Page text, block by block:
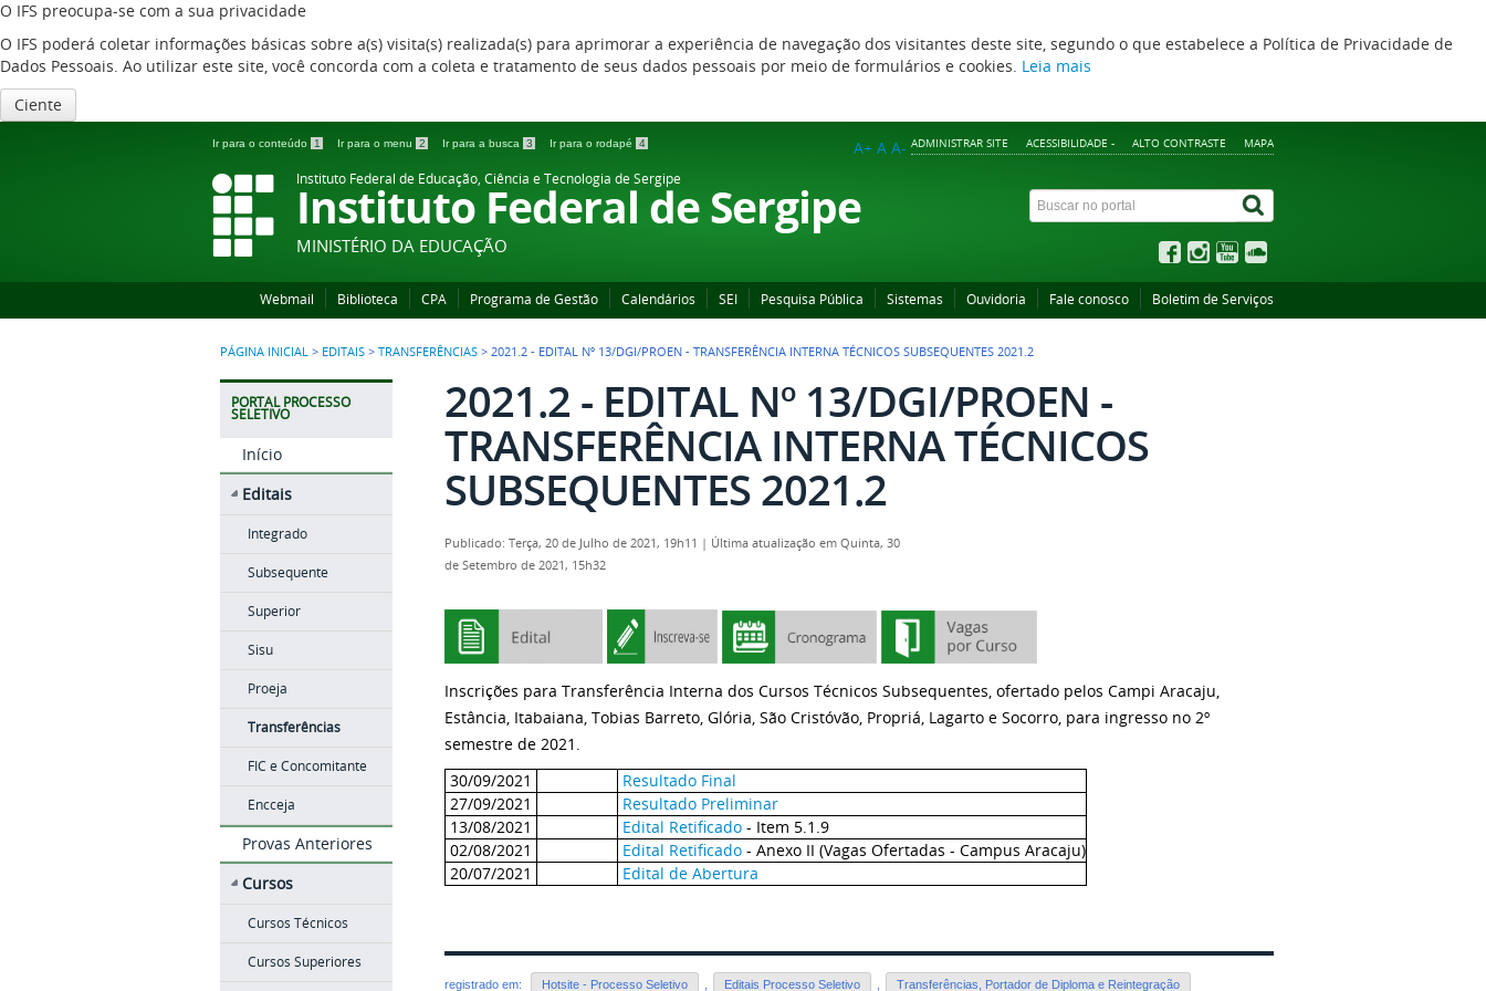
O IFS preocupa-se com a sua privacidade
O IFS poderá coletar informações básicas sobre a(s) visita(s) realizada(s) para aprimorar a experiência de navegação dos visitantes deste site, segundo o que estabelece a Política de Privacidade de
Dados Pessoais. Ao utilizar este site, você concorda com a coleta e tratamento de seus dados pessoais por meio de formulários e cookies. Leia mais
Ciente
Ir para o conteúdo 1 Ir para o menu 2 Ir para a busca 3 Ir para o rodapé 4 ADMINISTRAR SITE ACESSIBILIDADE - ALTO CONTRASTE MAPA
A+ A A-
Instituto Federal de Educação, Ciência e Tecnologia de Sergipe
Instituto Federal de Sergipe
MINISTÉRIO DA EDUCAÇÃO
Webmail Biblioteca CPA Programa de Gestão Calendários SEI Pesquisa Pública Sistemas Ouvidoria Fale conosco Boletim de Serviços
PÁGINA INICIAL > EDITAIS > TRANSFERÊNCIAS > 2021.2 - EDITAL Nº 13/DGI/PROEN - TRANSFERÊNCIA INTERNA TÉCNICOS SUBSEQUENTES 2021.2
PORTAL PROCESSO
SELETIVO
Início
Editais
Integrado
Subsequente
Superior
Sisu
Proeja
Transferências
FIC e Concomitante
Encceja
Provas Anteriores
Cursos
Cursos Técnicos
Cursos Superiores
2021.2 - EDITAL Nº 13/DGI/PROEN -
TRANSFERÊNCIA INTERNA TÉCNICOS
SUBSEQUENTES 2021.2
Publicado: Terça, 20 de Julho de 2021, 19h11 | Última atualização em Quinta, 30
de Setembro de 2021, 15h32
Inscrições para Transferência Interna dos Cursos Técnicos Subsequentes, ofertado pelos Campi Aracaju,
Estância, Itabaiana, Tobias Barreto, Glória, São Cristóvão, Propriá, Lagarto e Socorro, para ingresso no 2º
semestre de 2021 .
30/09/2021
Resultado Final
27/09/2021
Resultado Preliminar
13/08/2021
Edital Retificado - Item 5.1.9
02/08/2021
Edital Retificado - Anexo II (Vagas Ofertadas - Campus Aracaju)
20/07/2021
Edital de Abertura
registrado em: Hotsite - Processo Seletivo Editais Processo Seletivo Transferências, Portador de Diploma e Reintegração